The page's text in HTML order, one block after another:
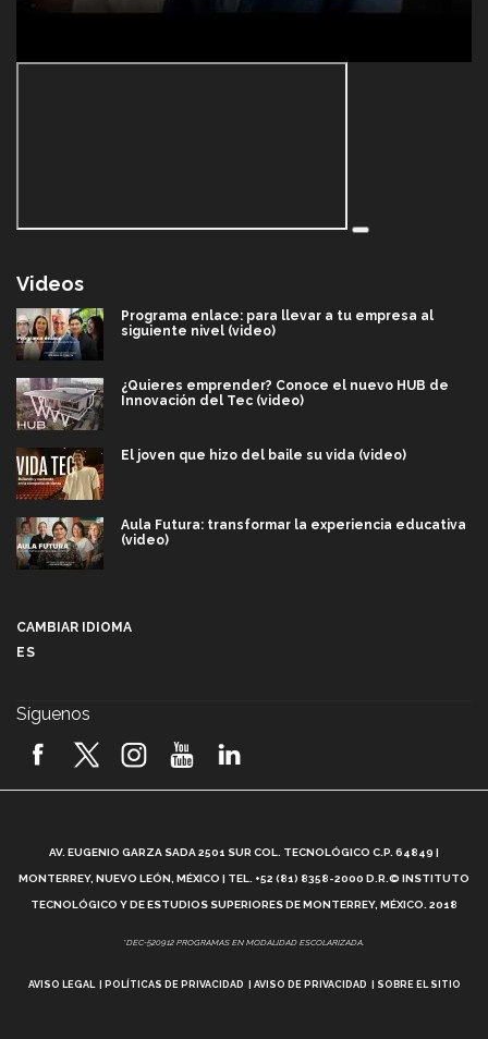
Videos
Programa enlace: para llevar a tu empresa al
siguiente nivel (video)
¿Quieres emprender? Conoce el nuevo HUB de
Innovación del Tec (video)
El joven que hizo del baile su vida (video)
Aula Futura: transformar la experiencia educativa
(video)
2026! (video)
¿Cómo es el Modelo Educativo Tec? (video)
Vida Tec: Feminismo e Inteligencia Artificial, Paola
CAMBIAR IDIOMA
ES
Síguenos
AV. EUGENIO GARZA SADA 2501 SUR COL. TECNOLÓGICO C.P. 64849 |
MONTERREY, NUEVO LEÓN, MÉXICO | TEL. +52 (81) 8358-2000 D.R.© INSTITUTO
TECNOLÓGICO Y DE ESTUDIOS SUPERIORES DE MONTERREY, MÉXICO. 2018
*DEC-520912 PROGRAMAS EN MODALIDAD ESCOLARIZADA.
AVISO LEGAL POLÍTICAS DE PRIVACIDAD AVISO DE PRIVACIDAD SOBRE EL SITIO